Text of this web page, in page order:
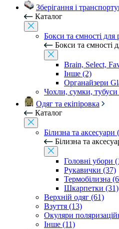
Зберігання і
Каталог
Бокси та ємності для
Бокси та ємності
Brain, Select,
Інше (2)
Органайзери
Чохли, сумки,
Одяг та екіпіровка
Каталог
Білизна та аксесуари
Білизна та
Головні убори
Рукавички (37)
Термобілизна
Шкарпетки (31)
Верхній одяг (61)
Взуття (13)
Окуляри
Інше (11)